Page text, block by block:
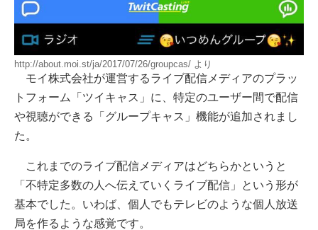
http://about.moi.st/ja/2017/07/26/groupcas/ より
モイ株式会社が運営するライブ配信メディアのプラッ
トフォーム「ツイキャス」に、特定のユーザー間で配信
や視聴ができる「グループキャス」機能が追加されまし
た。
これまでのライブ配信メディアはどちらかというと
「不特定多数の人へ伝えていくライブ配信」という形が
基本でした。いわば、個人でもテレビのような個人放送
局を作るような感覚です。